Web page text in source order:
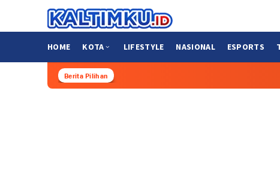
konten
HOME KOTA LIFESTYLE NASIONAL ESPORTS
Berita Pilihan